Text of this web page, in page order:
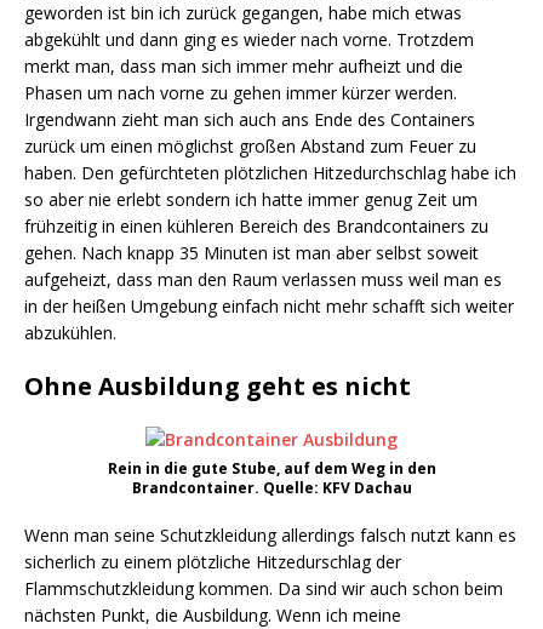
geworden ist bin ich zurück gegangen, habe mich etwas
abgekühlt und dann ging es wieder nach vorne. Trotzdem
merkt man, dass man sich immer mehr aufheizt und die
Phasen um nach vorne zu gehen immer kürzer werden.
Irgendwann zieht man sich auch ans Ende des Containers
zurück um einen möglichst großen Abstand zum Feuer zu
haben. Den gefürchteten plötzlichen Hitzedurchschlag habe ich
so aber nie erlebt sondern ich hatte immer genug Zeit um
frühzeitig in einen kühleren Bereich des Brandcontainers zu
gehen. Nach knapp 35 Minuten ist man aber selbst soweit
aufgeheizt, dass man den Raum verlassen muss weil man es
in der heißen Umgebung einfach nicht mehr schafft sich weiter
abzukühlen.
Ohne Ausbildung geht es nicht
Rein in die gute Stube, auf dem Weg in den
Brandcontainer. Quelle: KFV Dachau
Wenn man seine Schutzkleidung allerdings falsch nutzt kann es
sicherlich zu einem plötzliche Hitzedurschlag der
Flammschutzkleidung kommen. Da sind wir auch schon beim
nächsten Punkt, die Ausbildung. Wenn ich meine